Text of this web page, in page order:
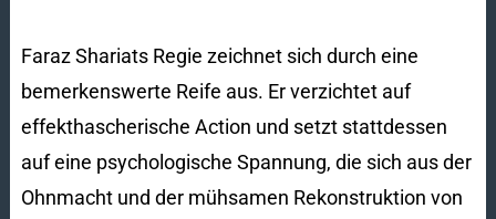
Faraz Shariats Regie zeichnet sich durch eine
bemerkenswerte Reife aus. Er verzichtet auf
effekthascherische Action und setzt stattdessen
auf eine psychologische Spannung, die sich aus der
Ohnmacht und der mühsamen Rekonstruktion von